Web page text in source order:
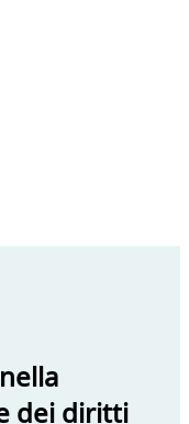
dei diritti